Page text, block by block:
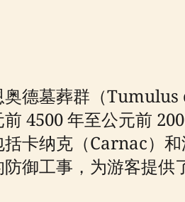
德墓葬群（
4500 年至公元前
卡纳克（Carnac）
御工事，为游客提